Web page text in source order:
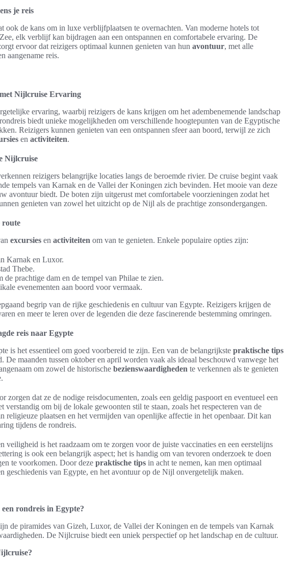
je reis
ook de kans om in luxe verblijfplaatsen te overnachten. Van moderne hotels tot
elk verblijf kan bijdragen aan een ontspannen en comfortabele ervaring. De
ervoor dat reizigers optimaal kunnen genieten van hun avontuur, met alle
aangename reis.
Nijlcruise Ervaring
ervaring, waarbij reizigers de kans krijgen om het adembenemende landschap
biedt unieke mogelijkheden om verschillende hoogtepunten van de Egyptische
Reizigers kunnen genieten van een ontspannen sfeer aan boord, terwijl ze zich
en activiteiten.
Nijlcruise
reizigers belangrijke locaties langs de beroemde rivier. De cruise begint vaak
tempels van Karnak en de Vallei der Koningen zich bevinden. Het mooie van deze
avontuur biedt. De boten zijn uitgerust met comfortabele voorzieningen zodat het
genieten van zowel het uitzicht op de Nijl als de prachtige zonsondergangen.
route
excursies en activiteiten om van te genieten. Enkele populaire opties zijn:
Karnak en Luxor.
Thebe.
de prachtige dam en de tempel van Philae te zien.
evenementen aan boord voor vermaak.
begrip van de rijke geschiedenis en cultuur van Egypte. Reizigers krijgen de
en meer te leren over de legenden die deze fascinerende bestemming omringen.
reis naar Egypte
is het essentieel om goed voorbereid te zijn. Een van de belangrijkste praktische tips
De maanden tussen oktober en april worden vaak als ideaal beschouwd vanwege het
om zowel de historische bezienswaardigheden te verkennen als te genieten
zorgen dat ze de nodige reisdocumenten, zoals een geldig paspoort en eventueel een
verstandig om bij de lokale gewoonten stil te staan, zoals het respecteren van de
religieuze plaatsen en het vermijden van openlijke affectie in het openbaar. Dit kan
tijdens de rondreis.
veiligheid is het raadzaam om te zorgen voor de juiste vaccinaties en een eerstelijns
is ook een belangrijk aspect; het is handig om van tevoren onderzoek te doen
te voorkomen. Door deze praktische tips in acht te nemen, kan men optimaal
geschiedenis van Egypte, en het avontuur op de Nijl onvergetelijk maken.
rondreis in Egypte?
de piramides van Gizeh, Luxor, de Vallei der Koningen en de tempels van Karnak
De Nijlcruise biedt een uniek perspectief op het landschap en de cultuur.